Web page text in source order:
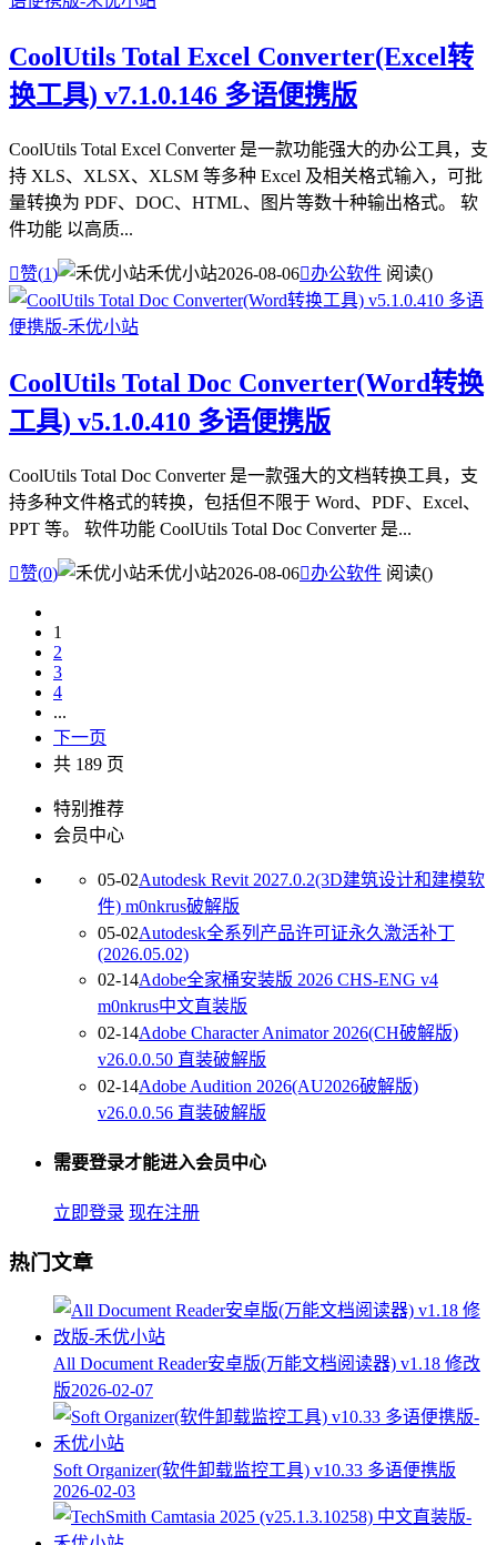
CoolUtils Total Excel Converter(Excel转
换工具) v7.1.0.146 多语便携版
CoolUtils Total Excel Converter 是一款功能强大的办公工具，支
持 XLS、XLSX、XLSM 等多种 Excel 及相关格式输入，可批
量转换为 PDF、DOC、HTML、图片等数十种输出格式。 软
件功能 以高质...
赞(1) 禾优小站2026-08-06办公软件 阅读()
CoolUtils Total Doc Converter(Word转换
工具) v5.1.0.410 多语便携版
CoolUtils Total Doc Converter 是一款强大的文档转换工具，支
持多种文件格式的转换，包括但不限于 Word、PDF、Excel、
PPT 等。 软件功能 CoolUtils Total Doc Converter 是...
赞(0) 禾优小站2026-08-06办公软件 阅读()
1
2
3
4
...
下一页
共 189 页
特别推荐
会员中心
05-02Autodesk Revit 2027.0.2(3D建筑设计和建模软
件) m0nkrus破解版
05-02Autodesk全系列产品许可证永久激活补丁
(2026.05.02)
02-14Adobe全家桶安装版 2026 CHS-ENG v4
m0nkrus中文直装版
02-14Adobe Character Animator 2026(CH破解版)
v26.0.0.50 直装破解版
02-14Adobe Audition 2026(AU2026破解版)
v26.0.0.56 直装破解版
需要登录才能进入会员中心
立即登录 现在注册
热门文章
All Document Reader安卓版(万能文档阅读器) v1.18 修改
版2026-02-07
Soft Organizer(软件卸载监控工具) v10.33 多语便携版
2026-02-03